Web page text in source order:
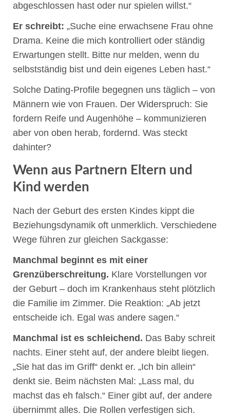
abgeschlossen hast oder nur spielen willst.“
Er schreibt: „Suche eine erwachsene Frau ohne
Drama. Keine die mich kontrolliert oder ständig
Erwartungen stellt. Bitte nur melden, wenn du
selbstständig bist und dein eigenes Leben hast.“
Solche Dating-Profile begegnen uns täglich – von
Männern wie von Frauen. Der Widerspruch: Sie
fordern Reife und Augenhöhe – kommunizieren
aber von oben herab, fordernd. Was steckt
dahinter?
Wenn aus Partnern Eltern und
Kind werden
Nach der Geburt des ersten Kindes kippt die
Beziehungsdynamik oft unmerklich. Verschiedene
Wege führen zur gleichen Sackgasse:
Manchmal beginnt es mit einer
Grenzüberschreitung. Klare Vorstellungen vor
der Geburt – doch im Krankenhaus steht plötzlich
die Familie im Zimmer. Die Reaktion: „Ab jetzt
entscheide ich. Egal was andere sagen.“
Manchmal ist es schleichend. Das Baby schreit
nachts. Einer steht auf, der andere bleibt liegen.
„Sie hat das im Griff“ denkt er. „Ich bin allein“
denkt sie. Beim nächsten Mal: „Lass mal, du
machst das eh falsch.“ Einer gibt auf, der andere
übernimmt alles. Die Rollen verfestigen sich.
Coaching Keck
Hallo! Ich bin der digitale Assistent von Coaching Keck.
Fragen Sie mich gerne zum Angebot, zu Abläufen oder
Hintergründen.